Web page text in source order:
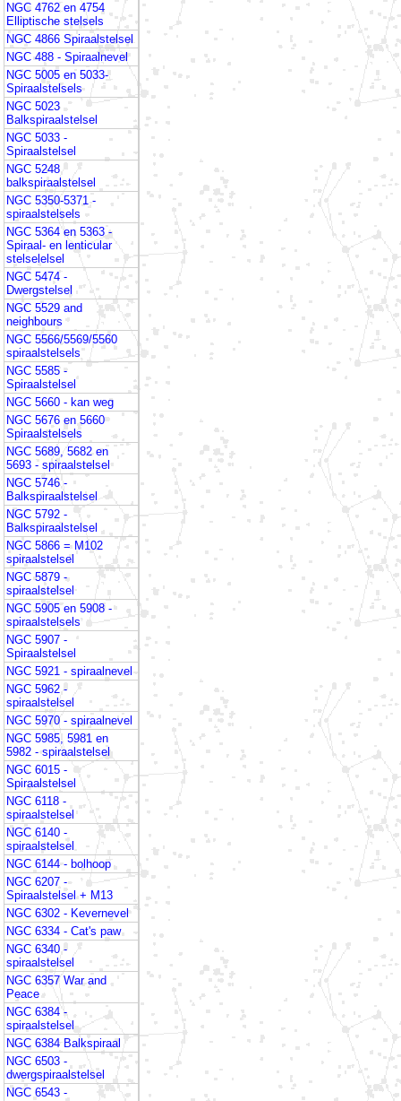
NGC 4762 en 4754
Elliptische stelsels
NGC 4866 Spiraalstelsel
NGC 488 - Spiraalnevel
NGC 5005 en 5033-
Spiraalstelsels
NGC 5023
Balkspiraalstelsel
NGC 5033 -
Spiraalstelsel
NGC 5248
balkspiraalstelsel
NGC 5350-5371 -
spiraalstelsels
NGC 5364 en 5363 -
Spiraal- en lenticular
stelselelsel
NGC 5474 -
Dwergstelsel
NGC 5529 and
neighbours
NGC 5566/5569/5560
spiraalstelsels
NGC 5585 -
Spiraalstelsel
NGC 5660 - kan weg
NGC 5676 en 5660
Spiraalstelsels
NGC 5689, 5682 en
5693 - spiraalstelsel
NGC 5746 -
Balkspiraalstelsel
NGC 5792 -
Balkspiraalstelsel
NGC 5866 = M102
spiraalstelsel
NGC 5879 -
spiraalstelsel
NGC 5905 en 5908 -
spiraalstelsels
NGC 5907 -
Spiraalstelsel
NGC 5921 - spiraalnevel
NGC 5962 -
spiraalstelsel
NGC 5970 - spiraalnevel
NGC 5985, 5981 en
5982 - spiraalstelsel
NGC 6015 -
Spiraalstelsel
NGC 6118 -
spiraalstelsel
NGC 6140 -
spiraalstelsel
NGC 6144 - bolhoop
NGC 6207 -
Spiraalstelsel + M13
NGC 6302 - Kevernevel
NGC 6334 - Cat's paw
NGC 6340 -
spiraalstelsel
NGC 6357 War and
Peace
NGC 6384 -
spiraalstelsel
NGC 6384 Balkspiraal
NGC 6503 -
dwergspiraalstelsel
NGC 6543 -